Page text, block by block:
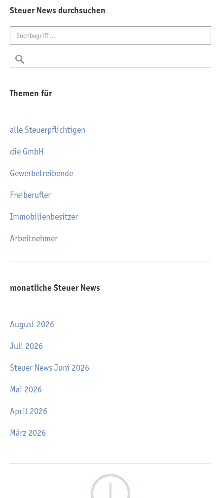
Steuer News durchsuchen
Themen für
alle Steuerpflichtigen
die GmbH
Gewerbetreibende
Freiberufler
Immobilienbesitzer
Arbeitnehmer
monatliche Steuer News
August 2026
Juli 2026
Steuer News Juni 2026
Mai 2026
April 2026
März 2026